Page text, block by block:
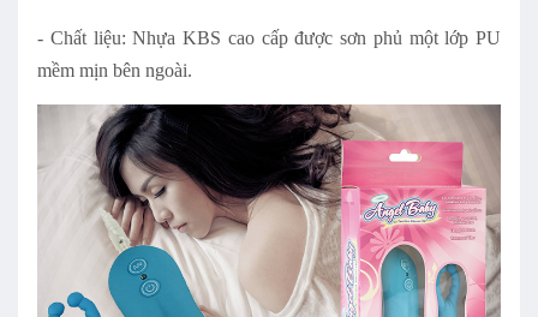
- Chất liệu: Nhựa KBS cao cấp được sơn phủ một lớp PU
mềm mịn bên ngoài.